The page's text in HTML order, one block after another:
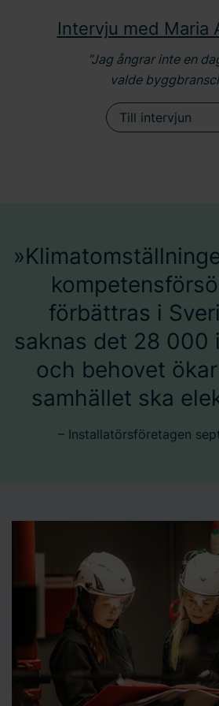
Intervju med Maria
”Jag ångrar inte en
valde
Till intervjun
förbättras i
saknas det 28 000
och behovet
samhället ska
– Installatörsföretagen